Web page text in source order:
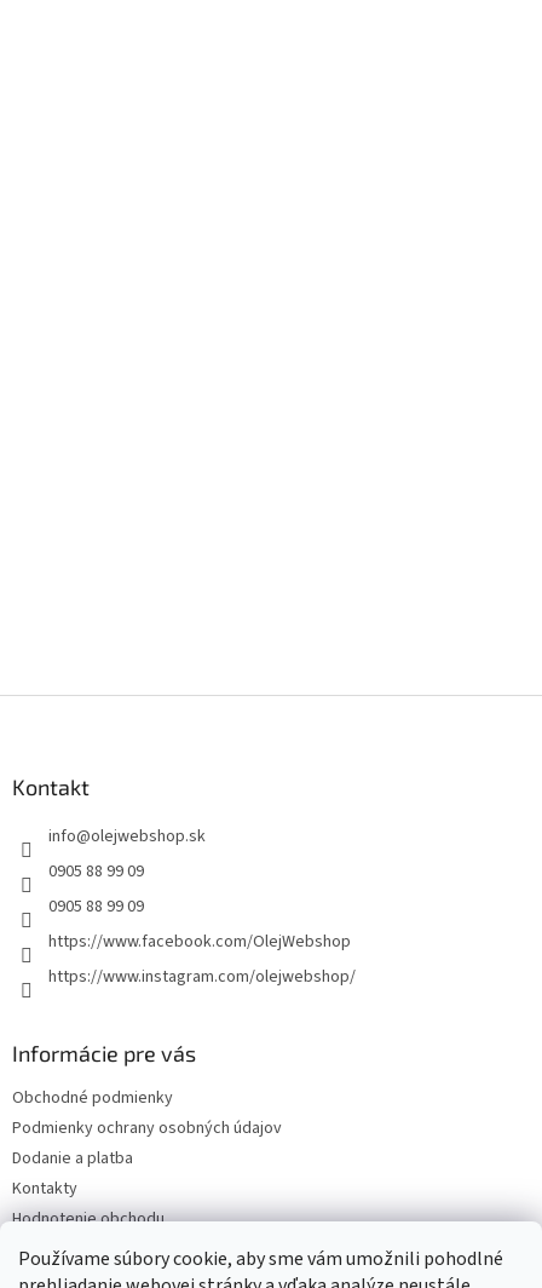
Používame súbory cookie, aby sme vám umožnili pohodlné
Kontakt
info@olejwebshop.sk
0905 88 99 09
0905 88 99 09
https://www.facebook.com/OlejWebshop
https://www.instagram.com/olejwebshop/
Informácie pre vás
Obchodné podmienky
Podmienky ochrany osobných údajov
Dodanie a platba
Kontakty
Hodnotenie obchodu
Blog